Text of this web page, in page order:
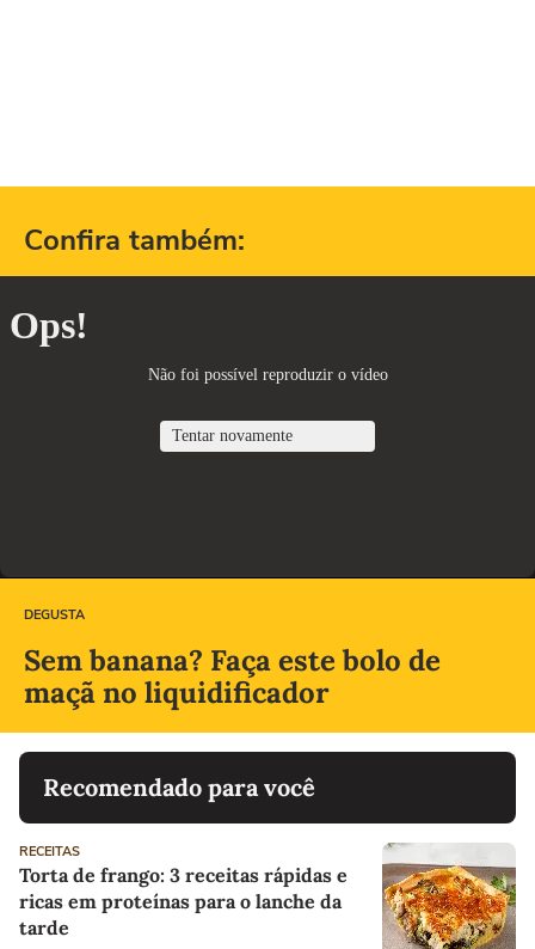
Confira também:
DEGUSTA
Sem banana? Faça este bolo de
maçã no liquidificador
Recomendado para você
RECEITAS
Torta de frango: 3 receitas rápidas e
ricas em proteínas para o lanche da
tarde